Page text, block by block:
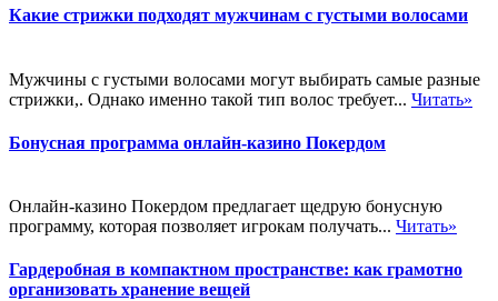
Какие стрижки подходят мужчинам с густыми волосами
Мужчины с густыми волосами могут выбирать самые разные
стрижки,. Однако именно такой тип волос требует... Читать»
Бонусная программа онлайн-казино Покердом
Онлайн-казино Покердом предлагает щедрую бонусную
программу, которая позволяет игрокам получать... Читать»
Гардеробная в компактном пространстве: как грамотно
организовать хранение вещей